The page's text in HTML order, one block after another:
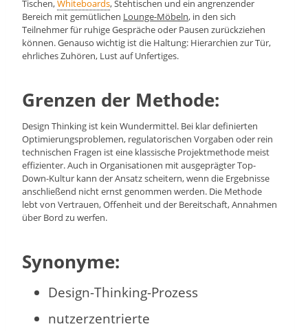
Tischen,Whiteboards, Stehtischen und ein angrenzender
Bereich mit gemütlichen Lounge-Möbeln, in den sich
Teilnehmer für ruhige Gespräche oder Pausen zurückziehen
können. Genauso wichtig ist die Haltung: Hierarchien zur Tür,
ehrliches Zuhören, Lust auf Unfertiges.
Grenzen der Methode:
Design Thinking ist kein Wundermittel. Bei klar definierten
Optimierungsproblemen, regulatorischen Vorgaben oder rein
technischen Fragen ist eine klassische Projektmethode meist
effizienter. Auch in Organisationen mit ausgeprägter Top-
Down-Kultur kann der Ansatz scheitern, wenn die Ergebnisse
anschließend nicht ernst genommen werden. Die Methode
lebt von Vertrauen, Offenheit und der Bereitschaft, Annahmen
über Bord zu werfen.
Synonyme:
Design-Thinking-Prozess
nutzerzentrierte